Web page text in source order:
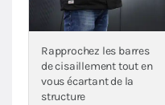
Rapprochez les barres
de cisaillement tout en
vous écartant de la
structure